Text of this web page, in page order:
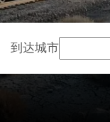
到达城市